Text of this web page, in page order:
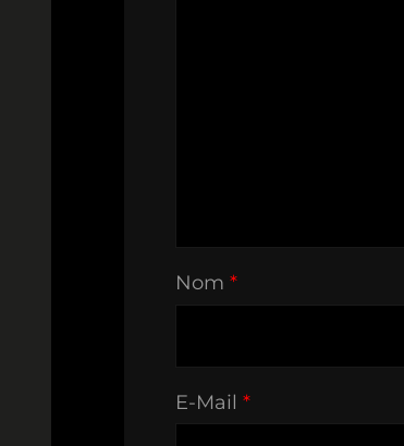
Nom*
E-Mail*